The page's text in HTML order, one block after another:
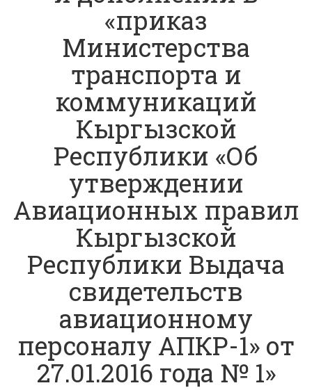
«приказ
Министерства
транспорта и
коммуникаций
Кыргызской
Республики «Об
утверждении
Авиационных правил
Кыргызской
Республики Выдача
свидетельств
авиационному
персоналу АПКР-1» от
27.01.2016 года № 1»